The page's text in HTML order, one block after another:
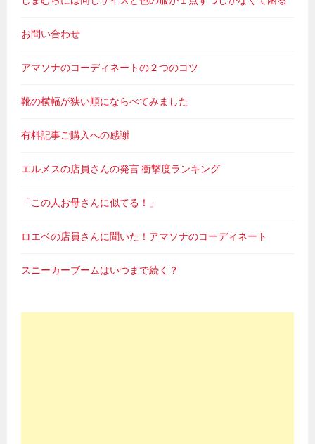
お問い合わせ
アマソナのコーディネートの２つのコツ
靴の横幅が狭い順にならべてみました
有料記事ご購入への感謝
エルメスの店員さんの発言 衝撃度ランキング
「この人お母さんに似てる！」
ロエベの店員さんに聞いた！アマソナのコーディネート
スニーカーブームはいつまで続く？